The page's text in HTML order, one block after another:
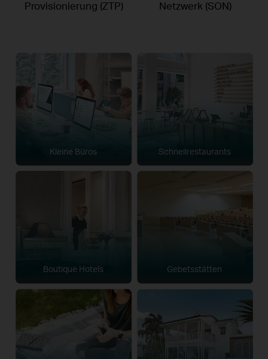
Provisionierung (ZTP) Netzwerk (SON)
Kleine Büros Schnellrestaurants
Boutique Hotels Gebetsstätten